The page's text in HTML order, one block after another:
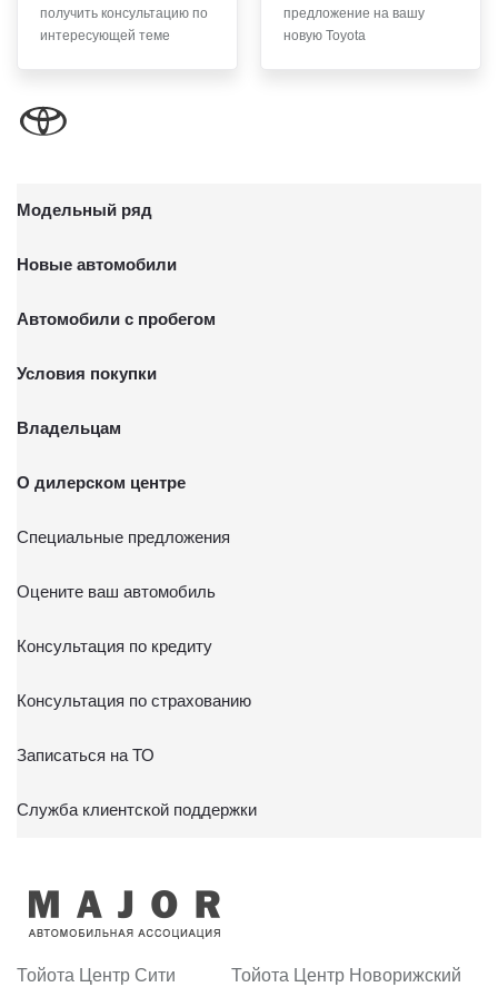
письменного заявления Обществу заказным почтовым
Алтуфьево, пр-д Автомобильный, стр. 5А/1.
получить консультацию по
интересующей теме
предложение на вашу
новую Toyota
Модельный ряд
Новые автомобили
Автомобили с пробегом
Условия покупки
Владельцам
О дилерском центре
Специальные предложения
Оцените ваш автомобиль
Консультация по кредиту
Консультация по страхованию
Записаться на ТО
Служба клиентской поддержки
Тойота Центр Сити Тойота Центр Новорижский